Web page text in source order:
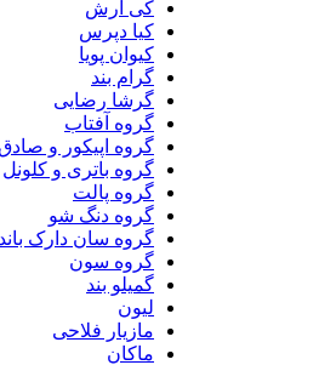
کی آرش
کیا دپرس
کیوان پویا
گرام بند
گرشا رضایی
گروه آفتاب
گروه اپیکور و صادق
گروه باتری و کلونل
گروه پالت
گروه دنگ شو
گروه سان دارک باند
گروه سون
گمیلو بند
مازیار فلاحی